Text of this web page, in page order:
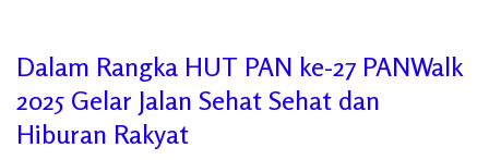
Dalam Rangka HUT PAN ke-27 PANWalk
2025 Gelar Jalan Sehat Sehat dan
Hiburan Rakyat